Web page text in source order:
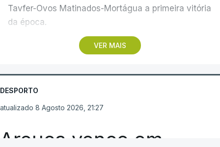
VER MAIS
Tavfer-Ovos Matinados-Mortágua a primeira vitória
da época.
Discreta nas chegadas ao Palácio Nacional de
feira, a equipa dirigida por Gustavo Veloso
apresentou a sua melhor versão nos derradeiros
metros da tirada mais longa da corrida, marcados
camisola amarela, Rui Oliveira (UAE Emirates), no
DESPORTO
atualizado 8 Agosto 2026, 21:27
Arouca vence em